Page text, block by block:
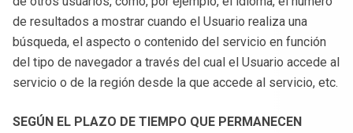
de resultados a mostrar cuando el Usuario realiza una
búsqueda, el aspecto o contenido del servicio en función
del tipo de navegador a través del cual el Usuario accede al
servicio o de la región desde la que accede al servicio, etc.
SEGÚN EL PLAZO DE TIEMPO QUE PERMANECEN